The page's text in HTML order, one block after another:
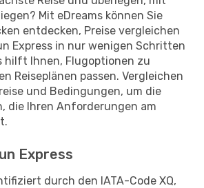
Mit eDreams können Sie
entdecken, Preise vergleichen
Express in nur wenigen Schritten
hilft Ihnen, Flugoptionen zu
Reiseplänen passen. Vergleichen
und Bedingungen, um die
die Ihren Anforderungen am
Express
durch den IATA-Code XQ,